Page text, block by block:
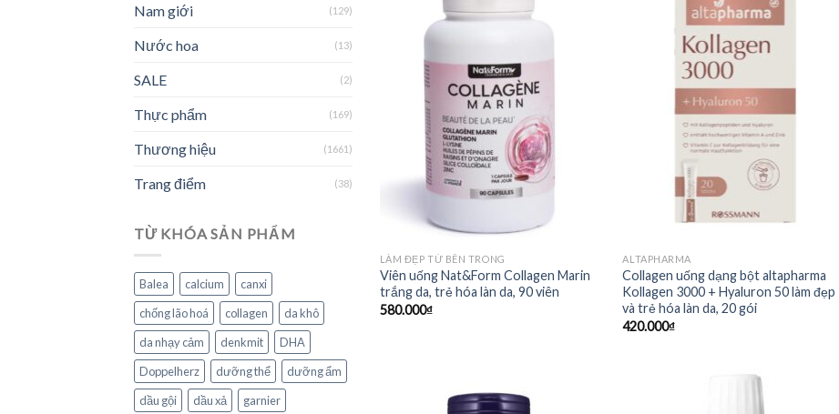
Nam giới (129)
Nước hoa (13)
SALE (2)
Thực phẩm (169)
Thương hiệu (1661)
Trang điểm (38)
TỪ KHÓA SẢN PHẨM
Balea calcium
canxi
chống lão hoá
collagen
da khô
da nhạy cảm
denkmit
DHA
Doppelherz
dưỡng thể
dưỡng ẩm
dầu gội
dầu xả
garnier
LÀM ĐẸP TỪ BÊN TRONG
Viên uống Nat&Form Collagen Marin
trắng da, trẻ hóa làn da, 90 viên
580.000₫
ALTAPHARMA
Collagen uống dạng bột altapharma
Kollagen 3000 + Hyaluron 50 làm đẹp
và trẻ hóa làn da, 20 gói
420.000₫